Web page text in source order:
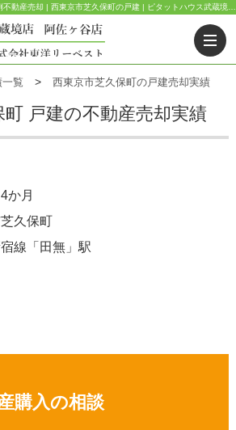
覧 西東京市芝久保町の戸建売却実績
戸建の不動産売却実績
か月
久保町
線「田無」駅
購入の相談